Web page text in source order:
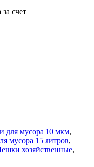
счет
для мусора 10 мкм,
мусора 15 литров,
хозяйственные,